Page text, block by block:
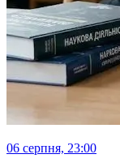
06 серпня, 23:00